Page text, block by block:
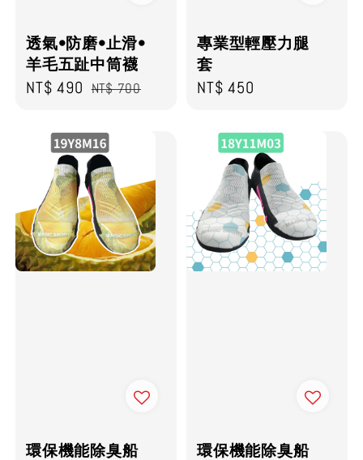
透氣•防磨•止滑•
羊毛五趾中筒襪
Sale
NT$ 490 Regular
NT$ 700
專業型輕壓力腿
套
Regular
NT$ 450
環保機能除臭船
環保機能除臭船